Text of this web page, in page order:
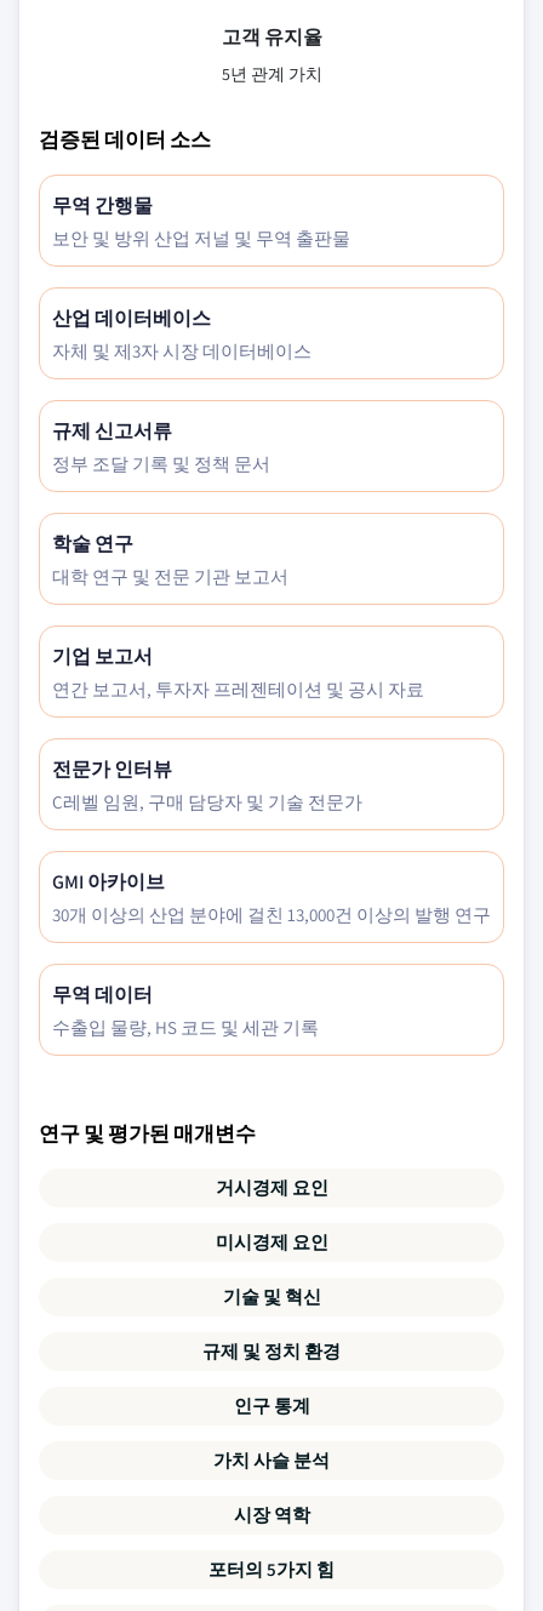
고객 유지율
5년 관계 가치
검증된 데이터 소스
무역 간행물
보안 및 방위 산업 저널 및 무역 출판물
산업 데이터베이스
자체 및 제3자 시장 데이터베이스
규제 신고서류
정부 조달 기록 및 정책 문서
학술 연구
대학 연구 및 전문 기관 보고서
기업 보고서
연간 보고서, 투자자 프레젠테이션 및 공시 자료
전문가 인터뷰
C레벨 임원, 구매 담당자 및 기술 전문가
GMI 아카이브
30개 이상의 산업 분야에 걸친 13,000건 이상의 발행 연구
무역 데이터
수출입 물량, HS 코드 및 세관 기록
연구 및 평가된 매개변수
거시경제 요인
미시경제 요인
기술 및 혁신
규제 및 정치 환경
인구 통계
가치 사슬 분석
시장 역학
포터의 5가지 힘